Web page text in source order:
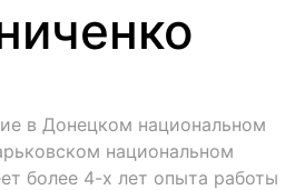
в Донецком национальном
национальном
более 4-х лет опыта работы